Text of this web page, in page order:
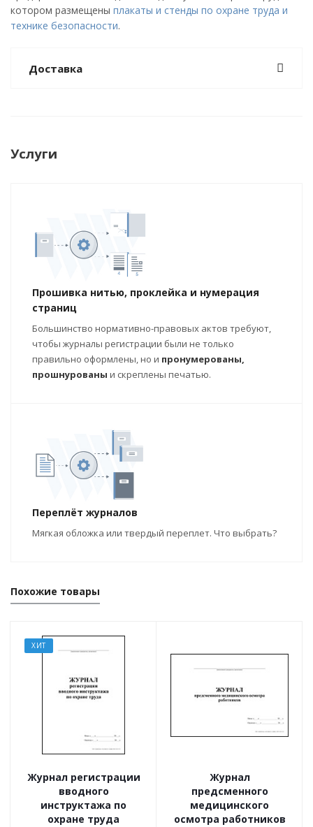
котором размещены плакаты и стенды по охране труда и
технике безопасности.
Доставка
Услуги
Прошивка нитью, проклейка и нумерация
страниц
Большинство нормативно-правовых актов требуют,
чтобы журналы регистрации были не только
правильно оформлены, но и пронумерованы,
прошнурованы и скреплены печатью.
Переплёт журналов
Мягкая обложка или твердый переплет. Что выбрать?
Похожие товары
ХИТ
Журнал регистрации
вводного
инструктажа по
охране труда
Журнал
предсменного
медицинского
осмотра работников